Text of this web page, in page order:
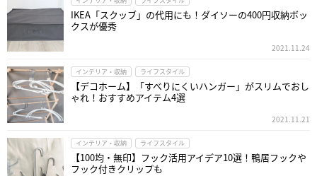
IKEA「スクッブ」の代用にも！ダイソーの400円収納ボッ
クスが優秀
2021.11.24
インテリア・収納 ライフスタイル
【デコホーム】「すべりにくいハンガー」がスリムでおし
ゃれ！おすすめアイテム4選
2021.11.21
インテリア・収納 ライフスタイル
【100均・無印】フック活用アイデア10選！鴨居フックや
フック付きクリップも